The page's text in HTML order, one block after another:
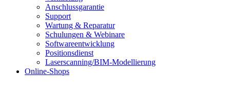
Anschlussgarantie
Support
Wartung & Reparatur
Schulungen & Webinare
Softwareentwicklung
Positionsdienst
Laserscanning/BIM-Modellierung
Online-Shops